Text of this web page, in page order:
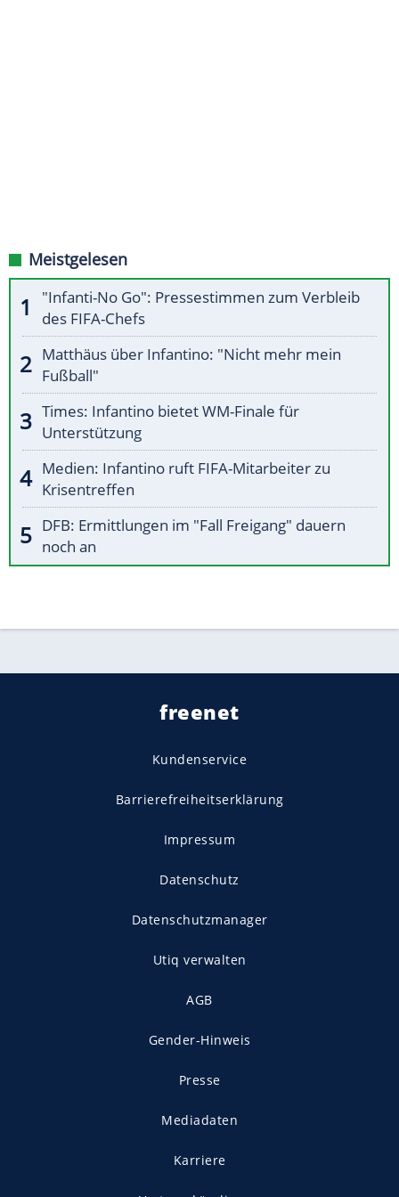
Meistgelesen
"Infanti-No Go": Pressestimmen zum Verbleib
des FIFA-Chefs
Matthäus über Infantino: "Nicht mehr mein
Fußball"
Times: Infantino bietet WM-Finale für
Unterstützung
Medien: Infantino ruft FIFA-Mitarbeiter zu
Krisentreffen
DFB: Ermittlungen im "Fall Freigang" dauern
noch an
freenet
Kundenservice
Barrierefreiheitserklärung
Impressum
Datenschutz
Datenschutzmanager
Utiq verwalten
AGB
Gender-Hinweis
Presse
Mediadaten
Karriere